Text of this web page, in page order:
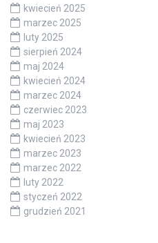
kwiecień 2025
marzec 2025
luty 2025
sierpień 2024
maj 2024
kwiecień 2024
marzec 2024
czerwiec 2023
maj 2023
kwiecień 2023
marzec 2023
marzec 2022
luty 2022
styczeń 2022
grudzień 2021